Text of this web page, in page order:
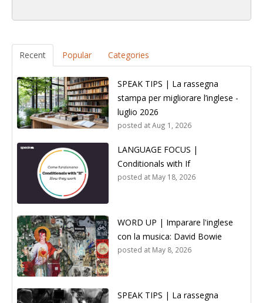
Recent Popular Categories
SPEAK TIPS | La rassegna
stampa per migliorare l’inglese -
luglio 2026
posted atAug 1, 2026
LANGUAGE FOCUS |
Conditionals with If
posted at May 18, 2026
WORD UP | Imparare l'inglese
con la musica: David Bowie
posted at May 8, 2026
SPEAK TIPS | La rassegna